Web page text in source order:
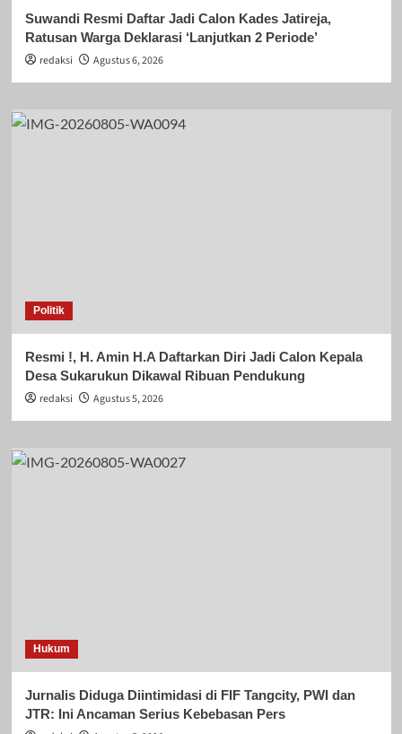
Suwandi Resmi Daftar Jadi Calon Kades Jatireja,
Ratusan Warga Deklarasi ‘Lanjutkan 2 Periode’
redaksi
Agustus 6, 2026
Politik
Resmi !, H. Amin H.A Daftarkan Diri Jadi Calon Kepala
Desa Sukarukun Dikawal Ribuan Pendukung
redaksi
Agustus 5, 2026
Hukum
Jurnalis Diduga Diintimidasi di FIF Tangcity, PWI dan
JTR: Ini Ancaman Serius Kebebasan Pers